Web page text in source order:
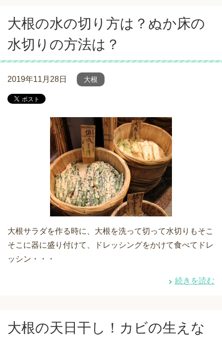
大根の水の切り方は？ぬか床の
水切りの方法は？
2019年11月28日 大根
大根サラダを作る時に、大根を洗って切って水切りもそこ
そこに器に盛り付けて、ドレッシングをかけて食べてドレ
ッシン・・・
続きを読む
大根の天日干し！カビの生えな